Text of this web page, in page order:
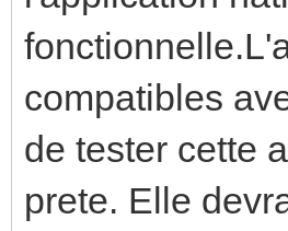
compatibles
de tester cette
prete. Elle